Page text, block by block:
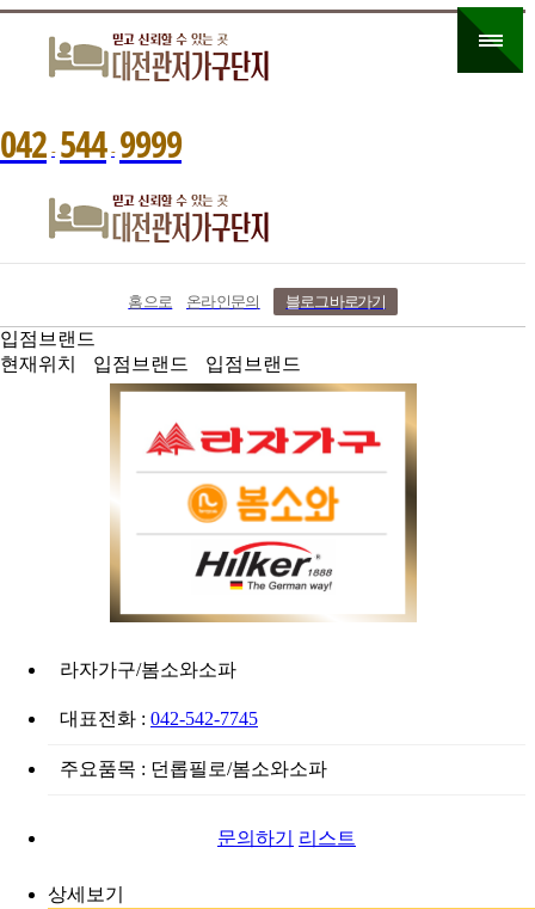
042 - 544 - 9999
홈으로 온라인문의 블로그 바로가기
입점브랜드
현재위치
입점브랜드 입점브랜드
라자가구/봄소와소파
대표전화 : 042-542-7745
주요품목 : 던롭필로/봄소와소파
문의하기 리스트
상세보기